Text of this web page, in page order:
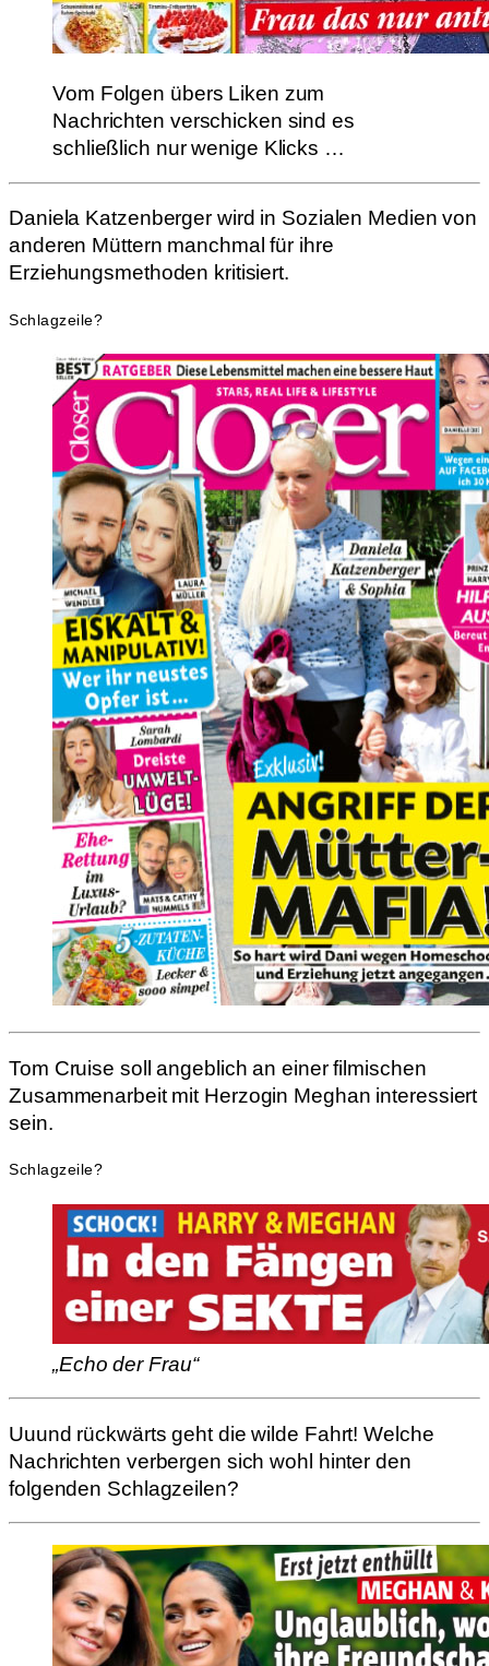
Vom Folgen übers Liken zum
Nachrichten verschicken sind es
schließlich nur wenige Klicks …
Daniela Katzenberger wird in Sozialen Medien von
anderen Müttern manchmal für ihre
Erziehungsmethoden kritisiert.
Schlagzeile?
Tom Cruise soll angeblich an einer filmischen
Zusammenarbeit mit Herzogin Meghan interessiert
sein.
Schlagzeile?
„Echo der Frau“
Uuund rückwärts geht die wilde Fahrt! Welche
Nachrichten verbergen sich wohl hinter den
folgenden Schlagzeilen?